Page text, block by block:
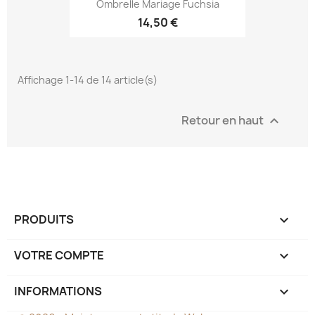
Ombrelle Mariage Fuchsia
14,50 €
Affichage 1-14 de 14 article(s)
Retour en haut 
PRODUITS 
VOTRE COMPTE 
INFORMATIONS keyboard_arrow_down